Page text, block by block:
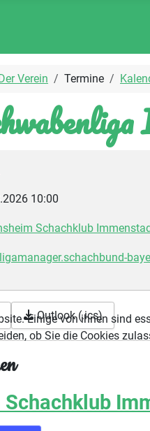
Der Verein Termine
10:00
Schachklub
Outlook (.ics)
Einige von ihnen sind
ob Sie die Cookies